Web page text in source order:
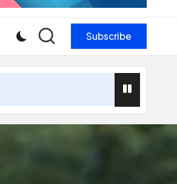
Subscribe